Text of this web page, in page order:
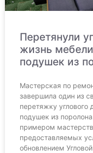
Перетянули
жизнь
подушек из
Мастерская по
завершила один из
перетяжку углового
подушек из
примером
предоставляемых
обновлением